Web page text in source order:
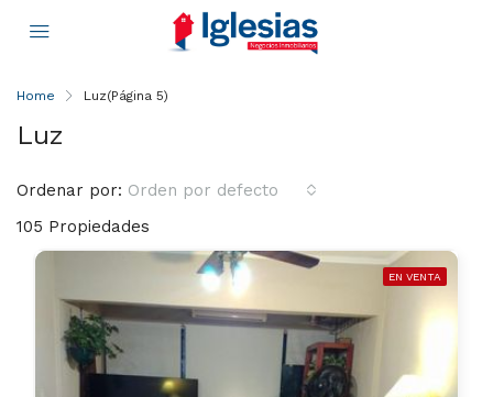
Home Luz(Página 5)
Luz
105 Propiedades
Ordenar por: Orden por defecto
EN VENTA